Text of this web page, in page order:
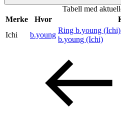
Inspirasjon
Åpningstider
Tabell med
Merke
Hvor
Ichi
b.young
Ring b.young
b.young (Ichi)